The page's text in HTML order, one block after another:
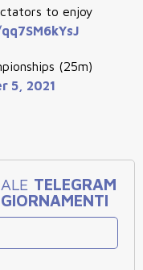
to enjoy
(25m)
5, 2021
TELEGRAM